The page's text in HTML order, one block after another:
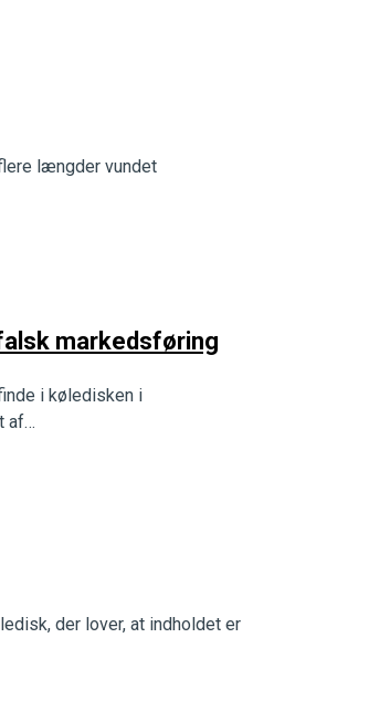
længder vundet
markedsføring
i køledisken i
af…
der lover, at indholdet er